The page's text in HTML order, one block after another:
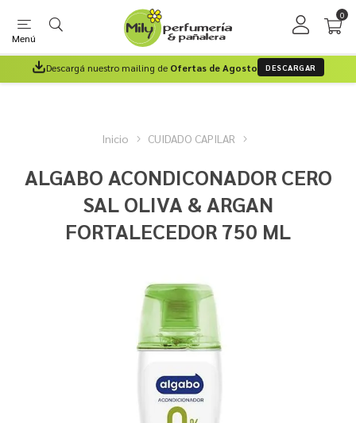
Menú
0
Descargá nuestro mailing de Ofertas de Agosto DESCARGAR
Inicio CUIDADO CAPILAR
ALGABO ACONDICONADOR CERO
SAL OLIVA & ARGAN
FORTALECEDOR 750 ML